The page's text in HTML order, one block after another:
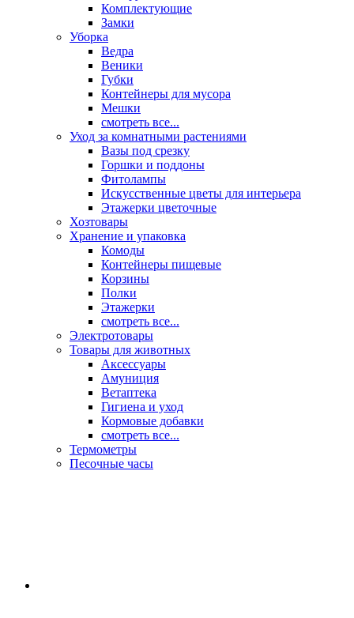
Комплектующие
Замки
Уборка
Ведра
Веники
Губки
Контейнеры для мусора
Мешки
смотреть все...
Уход за комнатными растениями
Вазы под срезку
Горшки и поддоны
Фитолампы
Искусственные цветы для интерьера
Этажерки цветочные
Хозтовары
Хранение и упаковка
Комоды
Контейнеры пищевые
Корзины
Полки
Этажерки
смотреть все...
Электротовары
Товары для животных
Аксессуары
Амуниция
Ветаптека
Гигиена и уход
Кормовые добавки
смотреть все...
Термометры
Песочные часы